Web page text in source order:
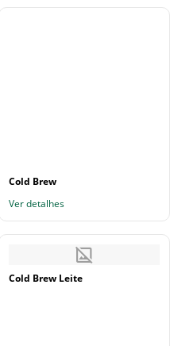
Cold Brew
Ver detalhes
Cold Brew Leite